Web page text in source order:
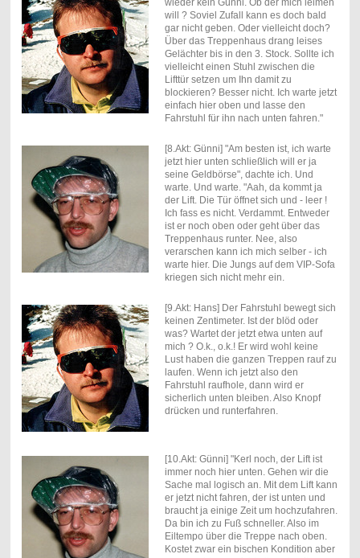
wieder kein Günni. Ob der mich leimen
will ? Soviel Zufall kann es doch bald
gar nicht geben. Oder vielleicht doch?
Über das Treppenhaus drang leises
Gelächter bis in den 3. Stock. Sollte ich
vielleicht einen Stuhl zwischen die
Lifttür setzen um Ihn damit zu
blockieren? Besser nicht. Ich warte jetzt
einfach hier oben und lasse den
Fahrstuhl für ihn nach unten fahren."
[8.Akt: Günni] "Am besten ist, ich warte
jetzt hier unten schließlich will er ja
seine Geldbörse", dachte ich. Und
warte. Und warte. "Aah, da kommt ja
der Lift. Die Tür öffnet sich und - leer !
Ich fass es nicht. Verdammt. Entweder
ist er noch oben oder geht über das
Treppenhaus runter. Nee, also
verarschen kann ich mich selber - ich
warte hier. Die Jungs auf dem VIP-Sofa
kriegen sich nicht mehr ein.
[9.Akt: Hans] Der Fahrstuhl bewegt sich
keinen Zentimeter. Ist der blöd oder
was? Wartet der jetzt etwa unten auf
mich ? O.k., o.k.! Er wird wohl keine
Lust haben die ganzen Treppen rauf zu
laufen. Wenn ich jetzt also den
Fahrstuhl raufhole, dann wird er
sicherlich unten bleiben. Also Knopf
drücken und runterfahren.
[10.Akt: Günni] "Kerl noch, der Lift ist
immer noch hier unten. Gehen wir die
Sache mal logisch an. Mit dem Lift kann
er jetzt nicht fahren, der ist unten und
braucht ja einige Zeit um hochzufahren.
Da bin ich zu Fuß schneller. Also im
Eiltempo über die Treppe nach oben.
Kostet zwar ein bischen Kondition aber